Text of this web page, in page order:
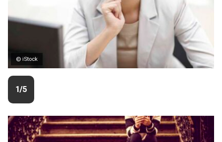
© iStock
1/5